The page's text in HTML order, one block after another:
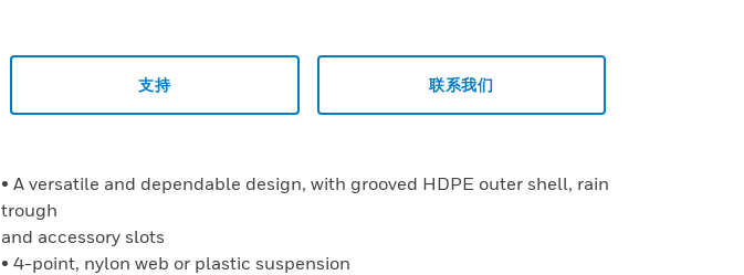
支持 联系我们
• A versatile and dependable design, with grooved HDPE outer shell, rain
trough
and accessory slots
• 4-point, nylon web or plastic suspension